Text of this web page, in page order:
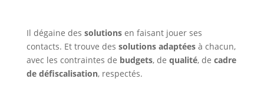
Il dégaine des solutionsen faisant jouer ses
contacts. Et trouve des solutions adaptéesà chacun,
avec les contraintes de budgets, de qualité, de cadre
de défiscalisation, respectés.